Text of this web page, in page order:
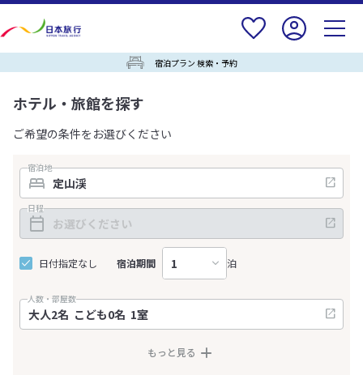
宿泊プラン 検索・予約
ホテル・旅館を探す
ご希望の条件をお選びください
宿泊地
日程
日付指定なし 宿泊期間 泊
人数・部屋数
もっと見る